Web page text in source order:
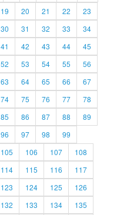
19 20 21 22
23
30 31 32 33
34
41 42 43 44
45
52 53 54 55
56
63 64 65 66
67
74 75 76 77
78
85 86 87 88
89
96 97 98
99
105 106 107
108
114 115 116
117
123 124 125
126
132 133 134
135